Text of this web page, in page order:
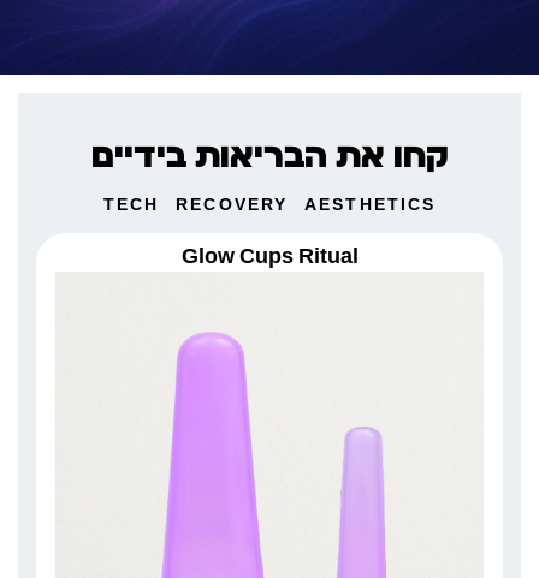
קחו את הבריאות בידיים
AESTHETICS
RECOVERY
TECH
Glow Cups Ritual